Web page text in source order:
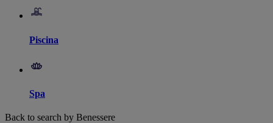
Piscina
Spa
Back to search by Benessere